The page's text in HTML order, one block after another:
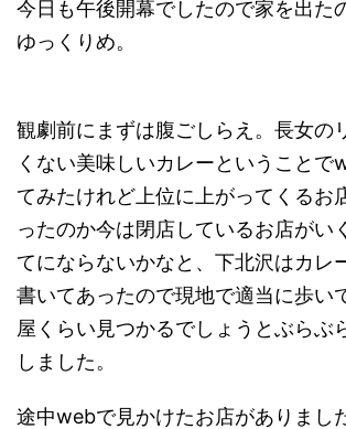
今日も午後開幕でしたので家を出た
ゆっくりめ。
観劇前にまずは腹ごしらえ。長女の
くない美味しいカレーということで
てみたけれど上位に上がってくるお
ったのか今は閉店しているお店がい
てにならないかなと、下北沢はカレ
書いてあったので現地で適当に歩い
屋くらい見つかるでしょうとぶらぶ
しました。
途中webで見かけたお店がありまし